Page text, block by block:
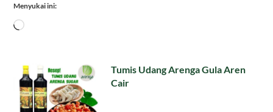
Menyukai ini:
Memuat...
Tumis Udang Arenga Gula Aren
Cair